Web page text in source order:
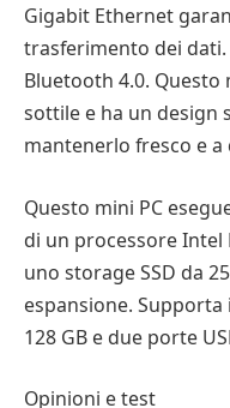
Gigabit Ethernet
trasferimento dei
Bluetooth 4.0.
sottile e ha un design
mantenerlo fresco e
Questo mini PC
di un processore Intel
uno storage SSD da
espansione.
128 GB e due porte
Opinioni e test